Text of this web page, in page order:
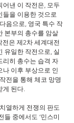
어낸 이 작전은, 모두
들을 이용한 것으로
음으로, 영국 특수 작
본부의 총수를 암살
전은 제2차 세계대전
유일한 작전으로, 실
리히 총수는 습격 자
이후 부상으로 인
전을 통해 체코 망명
게 된다.
열하게 전쟁의 판도
들 중에서도 ‘민스미